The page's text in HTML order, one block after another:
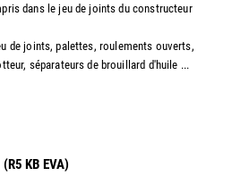
dans le jeu de joints du constructeur
de joints, palettes, roulements ouverts,
séparateurs de brouillard d'huile ...
KB EVA)